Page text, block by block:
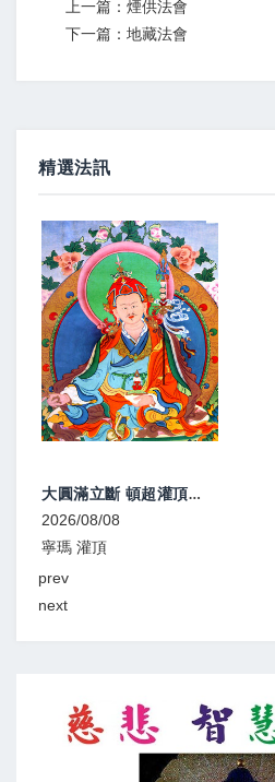
上一篇：煙供法會
下一篇：地藏法會
精選法訊
大圓滿灌頂、教學
prev
next